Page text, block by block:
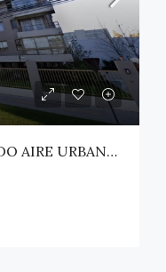
DEPARTAMENTO AMOBLADO AIRE URBANO (PAZ) – TALCA